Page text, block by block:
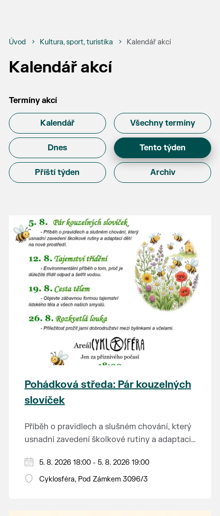
Úvod Kultura, sport, turistika Kalendář akcí
Kalendář akcí
Termíny akcí
Kalendář Všechny termíny
Dnes Tento týden
Příští týden Archiv
Pohádková středa: Pár kouzelných
slovíček
Příběh o pravidlech a slušném chování, který
usnadní zavedení školkové rutiny a adaptaci
Hraje se jen za příznivého počasí.
Vstupné dobrovolné.
5. 8. 2026 18:00 - 5. 8. 2026 19:00
Cyklosféra, Pod Zámkem 3096/3